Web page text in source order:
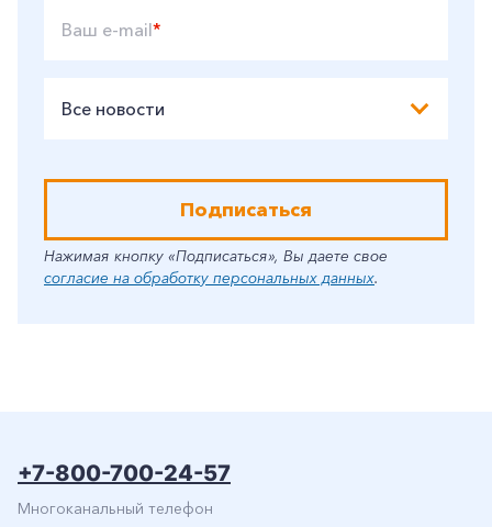
Ваш e-mail*
Все новости
Подписаться
Нажимая кнопку «Подписаться», Вы даете свое
согласие на обработку персональных данных.
+7-800-700-24-57
Многоканальный телефон